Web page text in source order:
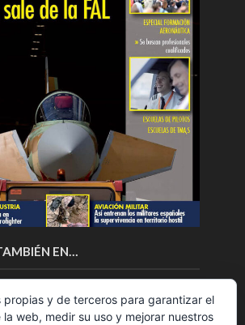
EN…
propias y de terceros para garantizar el
web, medir su uso y mejorar nuestros